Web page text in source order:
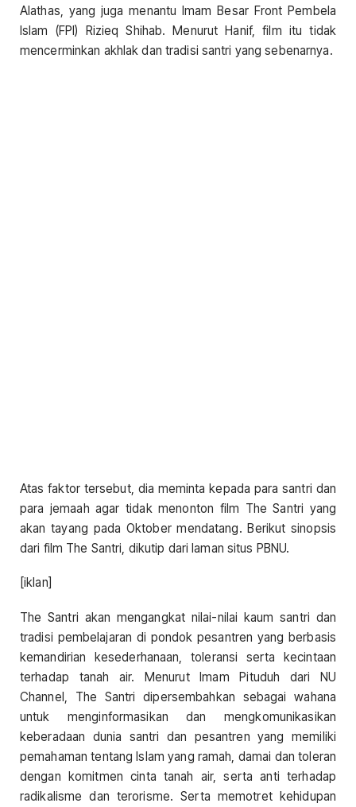
Alathas, yang juga menantu Imam Besar Front Pembela
Islam (FPI) Rizieq Shihab. Menurut Hanif, film itu tidak
mencerminkan akhlak dan tradisi santri yang sebenarnya.
Atas faktor tersebut, dia meminta kepada para santri dan
para jemaah agar tidak menonton film The Santri yang
akan tayang pada Oktober mendatang. Berikut sinopsis
dari film The Santri, dikutip dari laman situs PBNU.
[iklan]
The Santri akan mengangkat nilai-nilai kaum santri dan
tradisi pembelajaran di pondok pesantren yang berbasis
kemandirian kesederhanaan, toleransi serta kecintaan
terhadap tanah air. Menurut Imam Pituduh dari NU
Channel, The Santri dipersembahkan sebagai wahana
untuk menginformasikan dan mengkomunikasikan
keberadaan dunia santri dan pesantren yang memiliki
pemahaman tentang Islam yang ramah, damai dan toleran
dengan komitmen cinta tanah air, serta anti terhadap
radikalisme dan terorisme. Serta memotret kehidupan